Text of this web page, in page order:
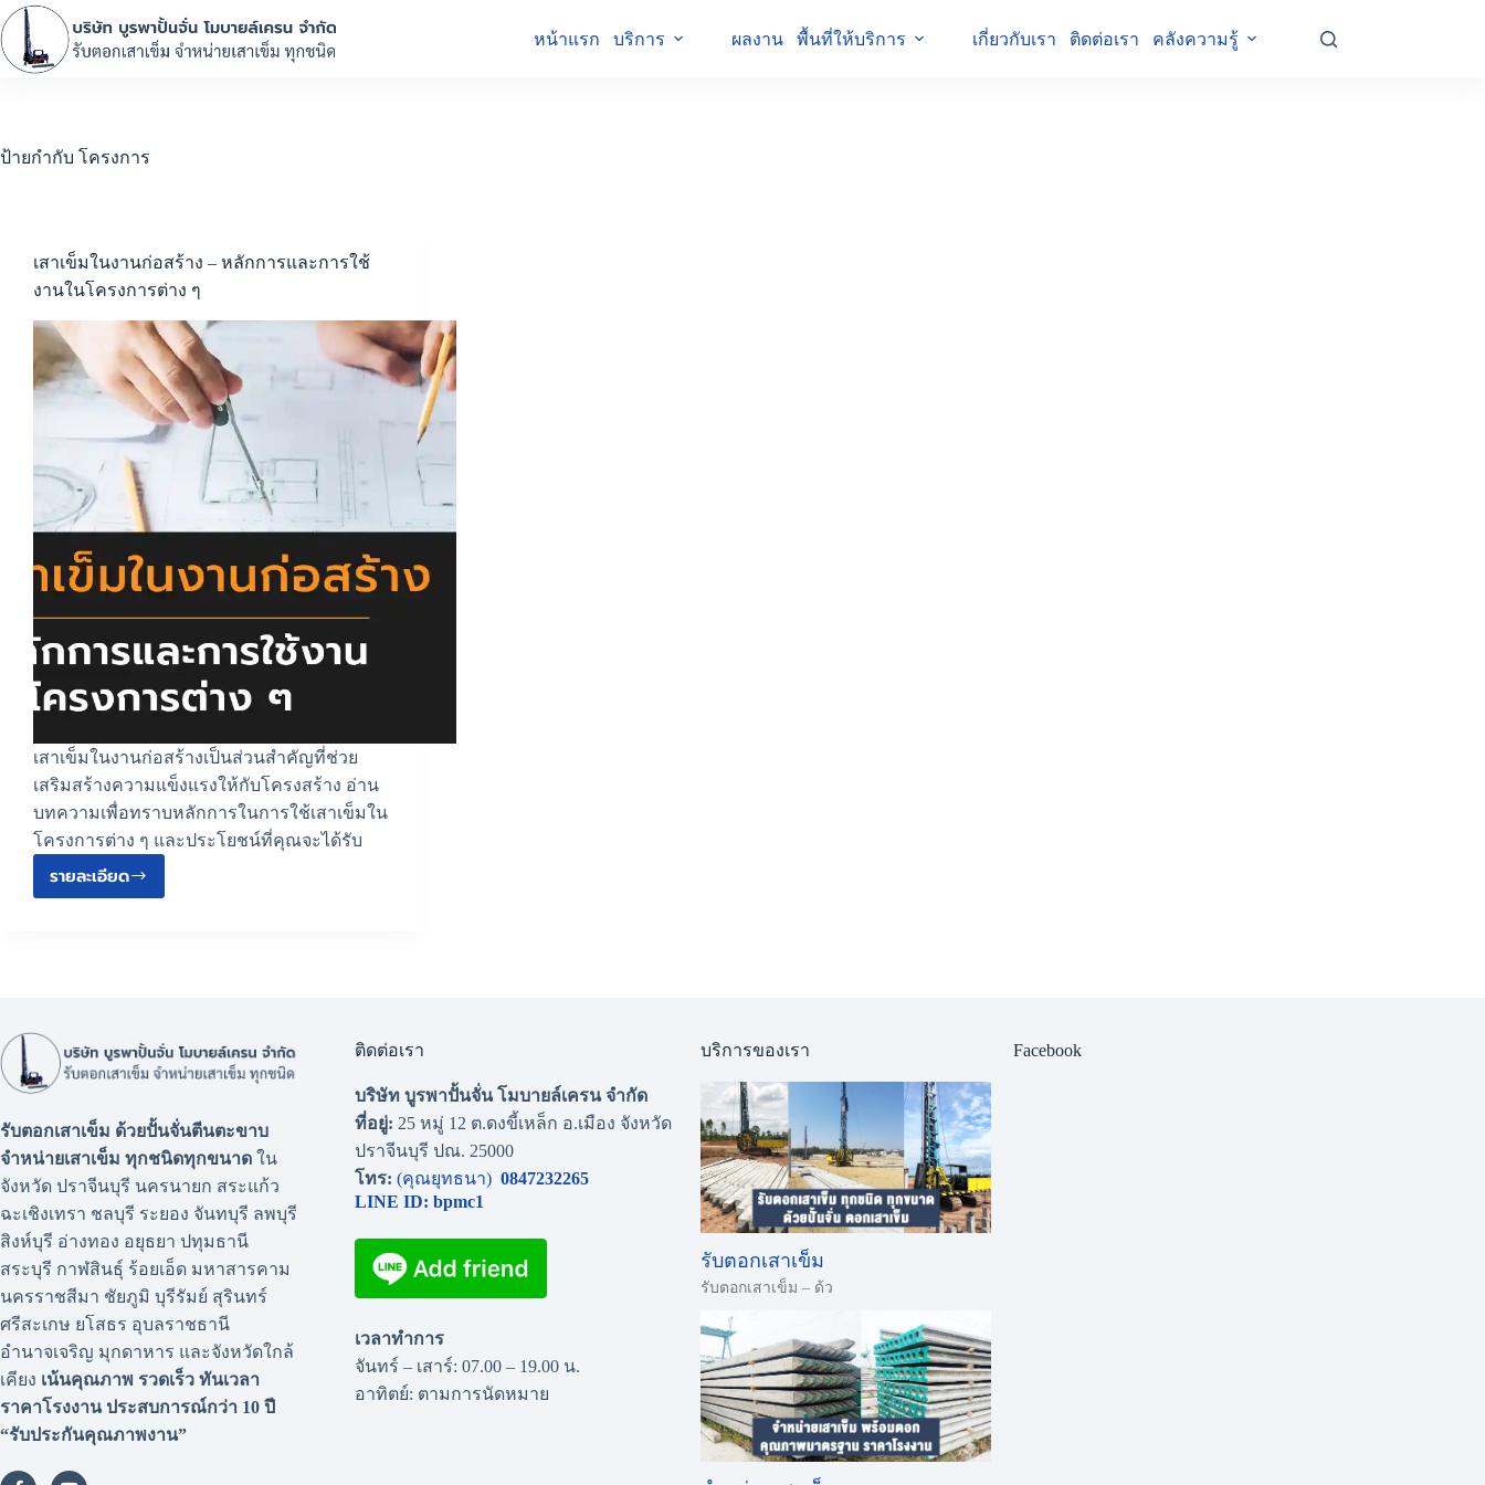
หน้าแรก บริการ ผลงาน พื้นที่ให้บริการ เกี่ยวกับเรา ติดต่อเรา คลังความรู้
ป้ายกำกับ โครงการ
เสาเข็มในงานก่อสร้าง – หลักการและการใช้
งานในโครงการต่าง ๆ
เสาเข็มในงานก่อสร้างเป็นส่วนสำคัญที่ช่วย
เสริมสร้างความแข็งแรงให้กับโครงสร้าง อ่าน
บทความเพื่อทราบหลักการในการใช้เสาเข็มใน
โครงการต่าง ๆ และประโยชน์ที่คุณจะได้รับ
รายละเอียด
รับตอกเสาเข็ม ด้วยปั้นจั่นตีนตะขาบ
จำหน่ายเสาเข็ม ทุกชนิดทุกขนาด ใน
จังหวัด ปราจีนบุรี นครนายก สระแก้ว
ฉะเชิงเทรา ชลบุรี ระยอง จันทบุรี ลพบุรี
สิงห์บุรี อ่างทอง อยุธยา ปทุมธานี
สระบุรี กาฬสินธุ์ ร้อยเอ็ด มหาสารคาม
นครราชสีมา ชัยภูมิ บุรีรัมย์ สุรินทร์
ศรีสะเกษ ยโสธร อุบลราชธานี
อำนาจเจริญ มุกดาหาร และจังหวัดใกล้
เคียง เน้นคุณภาพ รวดเร็ว ทันเวลา
ราคาโรงงาน ประสบการณ์กว่า 10 ปี
“รับประกันคุณภาพงาน”
ติดต่อเรา
บริษัท บูรพาปั้นจั่น โมบายล์เครน จำกัด
ที่อยู่: 25 หมู่ 12 ต.ดงขี้เหล็ก อ.เมือง จังหวัด
ปราจีนบุรี ปณ. 25000
โทร:(คุณยุทธนา) 0847232265
LINE ID: bpmc1
เวลาทำการ
จันทร์ – เสาร์: 07.00 – 19.00 น.
อาทิตย์: ตามการนัดหมาย
บริการของเรา
รับตอกเสาเข็ม
รับตอกเสาเข็ม – ด้ว
Facebook